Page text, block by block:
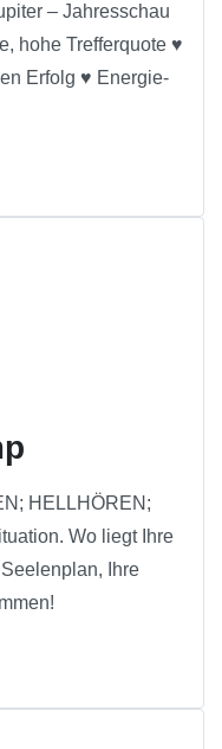
– Jahresschau
hohe Trefferquote ♥
Erfolg ♥ Energie-
HELLHÖREN;
Wo liegt Ihre
Ihre